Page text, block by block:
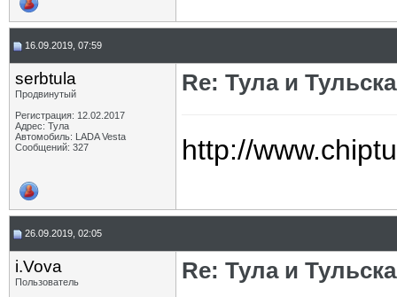
16.09.2019, 07:59
serbtula
Продвинутый
Регистрация: 12.02.2017
Адрес: Тула
Автомобиль: LADA Vesta
Сообщений: 327
Re: Тула и
http://
26.09.2019, 02:05
i.Vova
Пользователь
Re: Тула и